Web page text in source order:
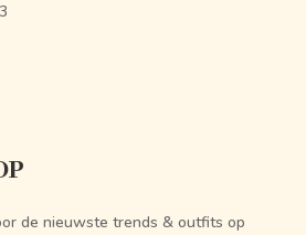
de nieuwste trends & outfits op